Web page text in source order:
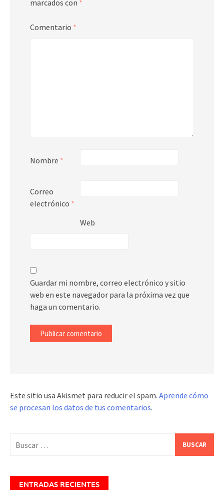
marcados con *
Comentario *
Nombre *
Correo
electrónico *
Web
Guardar mi nombre, correo electrónico y sitio
web en este navegador para la próxima vez que
haga un comentario.
Este sitio usa Akismet para reducir el spam. Aprende cómo
se procesan los datos de tus comentarios.
ENTRADAS RECIENTES